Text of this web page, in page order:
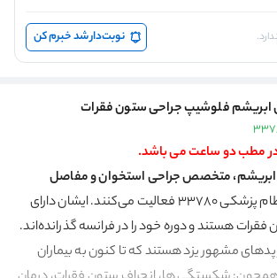
نوبت‌دار شد خبرم کن
ابریشم فلوشیپ جراحی ستون فقرات
در مطب دو ساعت می باشد.
متخصص جراحی استخوان و مفاصل
با کد نظام پزشکی 33780 فعالیت می‌کنند. ایشان دارای
هستند و دوره خود را در فرانسه گذرانده‌اند.
مشهور یزد هستند که تا کنون به بیماران